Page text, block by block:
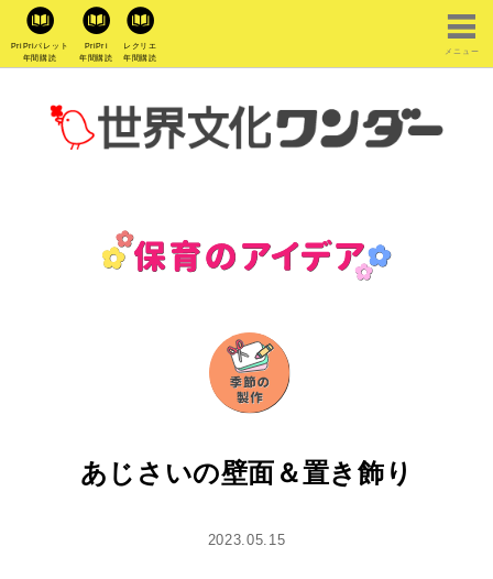
PriPriパレット
年間購読
PriPri
年間購読
レクリエ
年間購読
メニュー
あじさいの壁面＆置き飾り
2023.05.15